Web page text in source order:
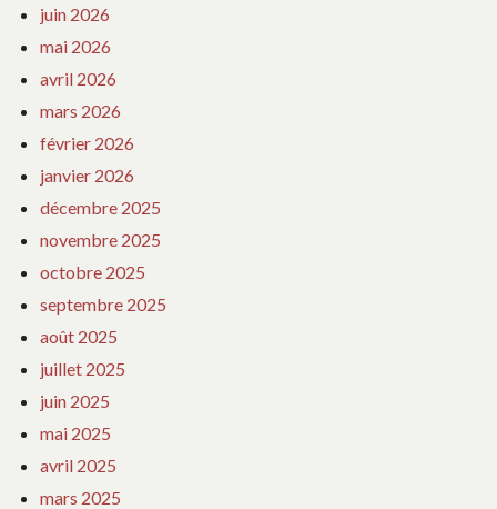
juin 2026
mai 2026
avril 2026
mars 2026
février 2026
janvier 2026
décembre 2025
novembre 2025
octobre 2025
septembre 2025
août 2025
juillet 2025
juin 2025
mai 2025
avril 2025
mars 2025